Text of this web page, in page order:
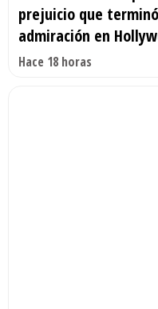
prejuicio que
admiración en
Hace 18 horas